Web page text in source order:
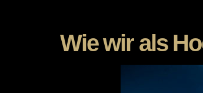
Wie wir als